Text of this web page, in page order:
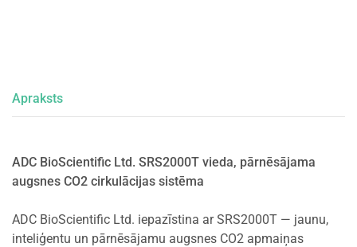
Apraksts
ADC BioScientific Ltd. SRS2000T vieda, pārnēsājama
augsnes CO2 cirkulācijas sistēma
ADC BioScientific Ltd. iepazīstina ar SRS2000T — jaunu,
inteliģentu un pārnēsājamu augsnes CO2 apmaiņas